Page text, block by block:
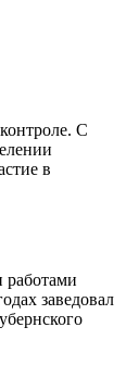
С
в
работами
заведовал